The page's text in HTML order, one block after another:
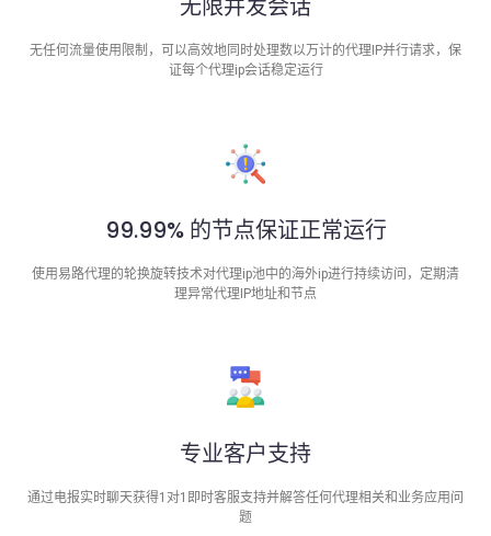
无限并发会话
无任何流量使用限制，可以高效地同时处理数以万计的代理IP并行请求，保
证每个代理ip会话稳定运行
99.99% 的节点保证正常运行
使用易路代理的轮换旋转技术对代理ip池中的海外ip进行持续访问，定期清
理异常代理IP地址和节点
专业客户支持
通过电报实时聊天获得1对1即时客服支持并解答任何代理相关和业务应用问
题